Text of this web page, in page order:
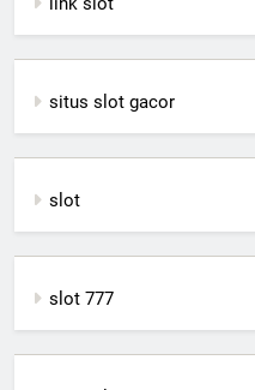
situs slot gacor
slot
slot 777